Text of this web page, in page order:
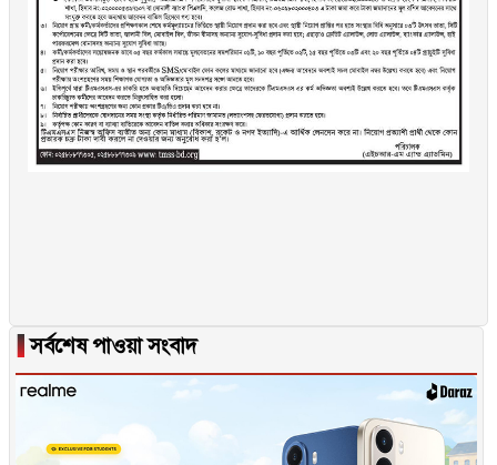
▐সর্বশেষ পাওয়া সংবাদ